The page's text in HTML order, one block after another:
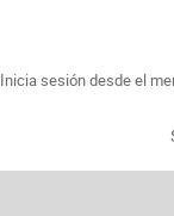
Inicia sesión desde el